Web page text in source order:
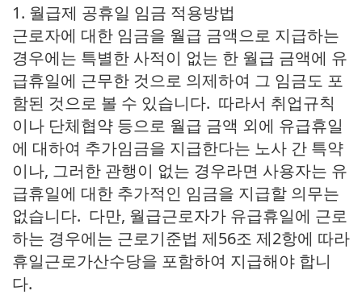
1. 월급제 공휴일 임금 적용방법
근로자에 대한 임금을 월급 금액으로 지급하는
경우에는 특별한 사적이 없는 한 월급 금액에 유
급휴일에 근무한 것으로 의제하여 그 임금도 포
함된 것으로 볼 수 있습니다. 따라서 취업규칙
이나 단체협약 등으로 월급 금액 외에 유급휴일
에 대하여 추가임금을 지급한다는 노사 간 특약
이나, 그러한 관행이 없는 경우라면 사용자는 유
급휴일에 대한 추가적인 임금을 지급할 의무는
없습니다. 다만, 월급근로자가 유급휴일에 근로
하는 경우에는 근로기준법 제56조 제2항에 따라
휴일근로가산수당을 포함하여 지급해야 합니
다.